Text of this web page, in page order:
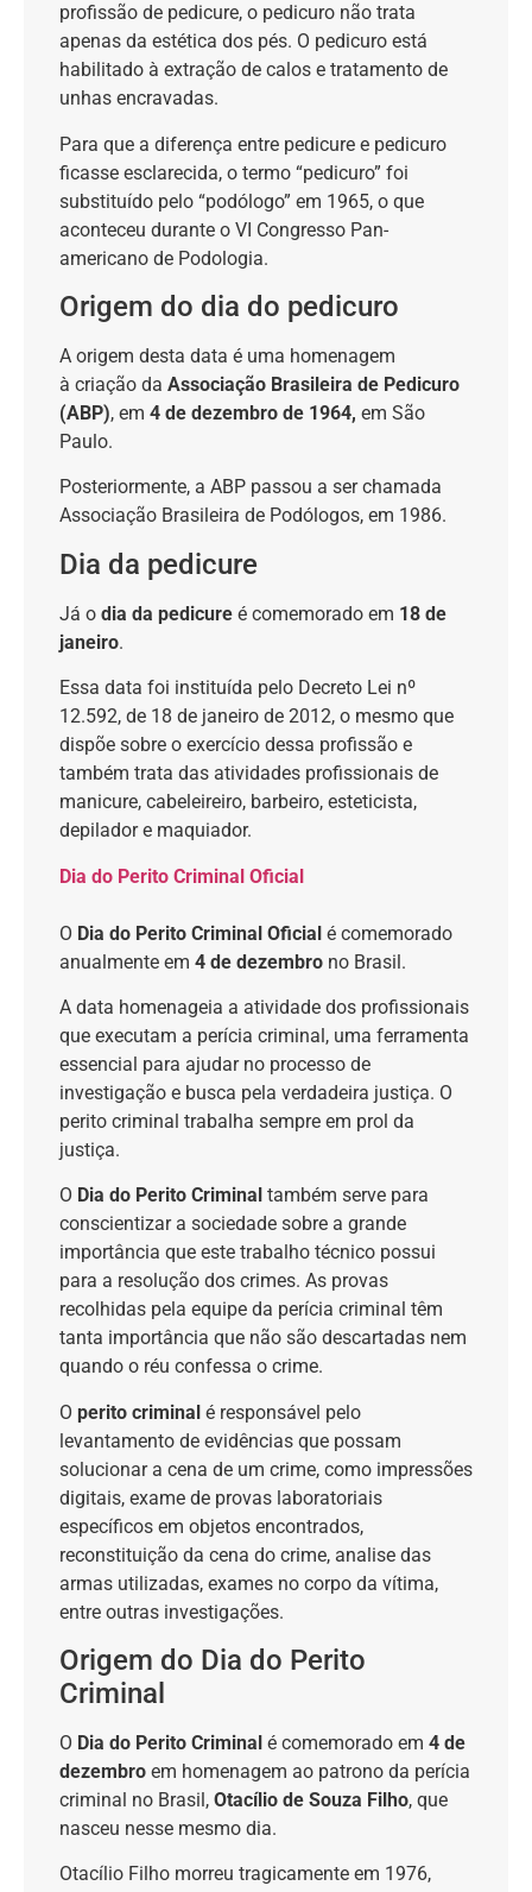
profissão de pedicure, o pedicuro não trata
apenas da estética dos pés. O pedicuro está
habilitado à extração de calos e tratamento de
unhas encravadas.
Para que a diferença entre pedicure e pedicuro
ficasse esclarecida, o termo “pedicuro” foi
substituído pelo “podólogo” em 1965, o que
aconteceu durante o VI Congresso Pan-
americano de Podologia.
Origem do dia do pedicuro
A origem desta data é uma homenagem
à criação da Associação Brasileira de Pedicuro
(ABP), em 4 de dezembro de 1964, em São
Paulo.
Posteriormente, a ABP passou a ser chamada
Associação Brasileira de Podólogos, em 1986.
Dia da pedicure
Já o dia da pedicure é comemorado em 18 de
janeiro.
Essa data foi instituída pelo Decreto Lei nº
12.592, de 18 de janeiro de 2012, o mesmo que
dispõe sobre o exercício dessa profissão e
também trata das atividades profissionais de
manicure, cabeleireiro, barbeiro, esteticista,
depilador e maquiador.
Dia do Perito Criminal Oficial
O Dia do Perito Criminal Oficial é comemorado
anualmente em 4 de dezembro no Brasil.
A data homenageia a atividade dos profissionais
que executam a perícia criminal, uma ferramenta
essencial para ajudar no processo de
investigação e busca pela verdadeira justiça. O
perito criminal trabalha sempre em prol da
justiça.
O Dia do Perito Criminal também serve para
conscientizar a sociedade sobre a grande
importância que este trabalho técnico possui
para a resolução dos crimes. As provas
recolhidas pela equipe da perícia criminal têm
tanta importância que não são descartadas nem
quando o réu confessa o crime.
O perito criminal é responsável pelo
levantamento de evidências que possam
solucionar a cena de um crime, como impressões
digitais, exame de provas laboratoriais
específicos em objetos encontrados,
reconstituição da cena do crime, analise das
armas utilizadas, exames no corpo da vítima,
entre outras investigações.
Origem do Dia do Perito
Criminal
O Dia do Perito Criminal é comemorado em 4 de
dezembro em homenagem ao patrono da perícia
criminal no Brasil, Otacílio de Souza Filho, que
nasceu nesse mesmo dia.
Otacílio Filho morreu tragicamente em 1976,